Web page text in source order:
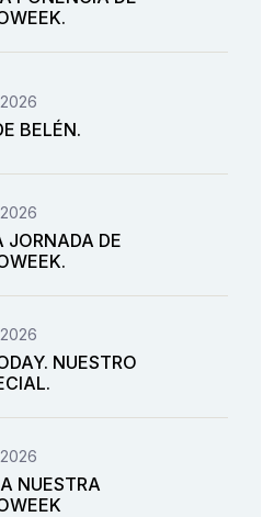
BELÉN.
JORNADA DE
NUESTRO
NUESTRA